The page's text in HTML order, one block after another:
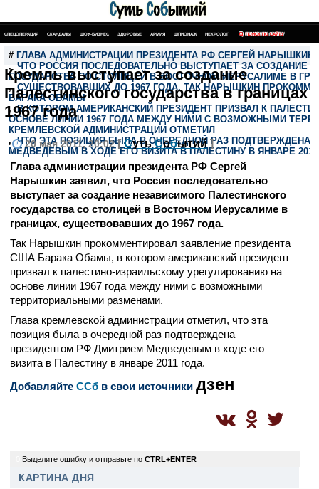
СПЕЦОПЕРАЦИЯ СКАНДАЛЫ ШОУ-БИЗНЕС ЗДОРОВЬЕ АРМИЯ ШПИОНАЖ НЕКРОЛОГ ПОИСК ПО САЙТУ
# ГЛАВА АДМИНИСТРАЦИИ ПРЕЗИДЕНТА РФ СЕРГЕЙ НАРЫШКИН
, ЧТО РОССИЯ ПОСЛЕДОВАТЕЛЬНО ВЫСТУПАЕТ ЗА СОЗДАНИЕ
ГОСУДАРСТВА СО СТОЛИЦЕЙ В ВОСТОЧНОМ ИЕРУСАЛИМЕ В
, СУЩЕСТВОВАВШИХ ДО 1967 ГОДА. ТАК НАРЫШКИН
БАРАКА ОБАМЫ
,В КОТОРОМ АМЕРИКАНСКИЙ ПРЕЗИДЕНТ ПРИЗВАЛ К
ОСНОВЕ ЛИНИИ 1967 ГОДА МЕЖДУ НИМИ С ВОЗМОЖНЫМИ
КРЕМЛЕВСКОЙ АДМИНИСТРАЦИИ ОТМЕТИЛ
,ЧТО ЭТА ПОЗИЦИЯ БЫЛА В ОЧЕРЕДНОЙ РАЗ ПОДТВЕРЖДЕНА
МЕДВЕДЕВЫМ В ХОДЕ ЕГО ВИЗИТА В ПАЛЕСТИНУ В ЯНВАРЕ
Кремль выступает за создание
Палестинского государства в границах
1967 года
20 мая 2011, 20:02[СутьСобытий]
Глава администрации президента РФ Сергей
Нарышкин заявил, что Россия последовательно
выступает за создание независимого Палестинского
государства со столицей в Восточном Иерусалиме в
границах, существовавших до 1967 года.
Так Нарышкин прокомментировал заявление президента
США Барака Обамы, в котором американский президент
призвал к палестино-израильскому урегулированию на
основе линии 1967 года между ними с возможными
территориальными разменами.
Глава кремлевской администрации отметил, что эта
позиция была в очередной раз подтверждена
президентом РФ Дмитрием Медведевым в ходе его
визита в Палестину в январе 2011 года.
Добавляйте CСб в свои источники дзен
Выделите ошибку и отправьте по CTRL+ENTER
КАРТИНА ДНЯ